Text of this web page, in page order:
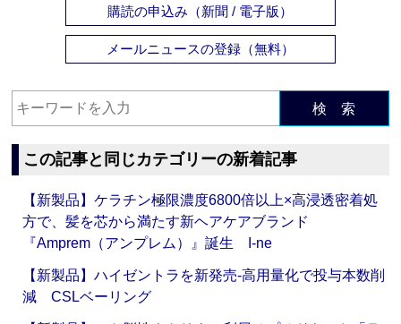
購読の申込み（新聞 / 電子版）
メールニュースの登録（無料）
検 索
この記事と同じカテゴリーの新着記事
【新製品】ケラチン極限濃度6800倍以上×高浸透密着処
方で、髪を芯から満たす新ヘアケアブランド
『Amprem（アンプレム）』誕生 I-ne
【新製品】ハイゼントラを新発売‐高用量化で投与本数削
減 CSLベーリング